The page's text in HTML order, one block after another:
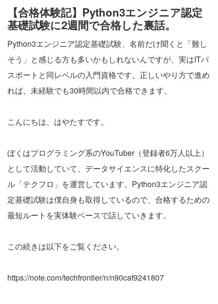
【合格体験記】Python3エンジニア認定
基礎試験に2週間で合格した裏話。
Python3エンジニア認定基礎試験、名前だけ聞くと「難し
そう」と感じる方も多いかもしれないんですが、実はITパ
スポートと同レベルの入門資格です。正しいやり方で進め
れば、未経験でも30時間以内で合格できます。
こんにちは、はやたすです。
ぼくはプログラミング系のYouTuber（登録者6万人以上）
として活動していて、データサイエンスに特化したスクー
ル「テクフロ」を運営しています。Python3エンジニア認
定基礎試験は僕自身も取得しているので、合格するための
最短ルートを実体験ベースで話していきます。
この続きは以下をご覧ください。
https://note.com/techfrontier/n/n90caf9241807